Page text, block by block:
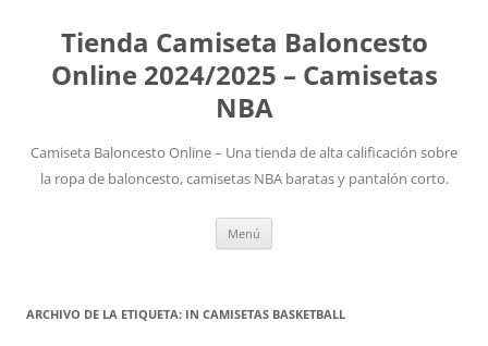
Tienda Camiseta Baloncesto
Online 2024/2025 – Camisetas
NBA
Camiseta Baloncesto Online – Una tienda de alta calificación sobre
la ropa de baloncesto, camisetas NBA baratas y pantalón corto.
Menú
ARCHIVO DE LA ETIQUETA: IN CAMISETAS BASKETBALL